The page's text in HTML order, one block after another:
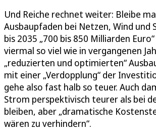
Und Reiche rechnet weiter: Bleibe
Ausbaupfaden bei Netzen, Wind und
bis 2035 „700 bis 850 Milliarden
viermal so viel wie in vergangenen
„reduzierten und optimierten“
mit einer „Verdopplung“ der
gehe also fast halb so teuer. Auch
Strom perspektivisch teurer als bei
bleiben, aber „dramatische
wären zu verhindern“.